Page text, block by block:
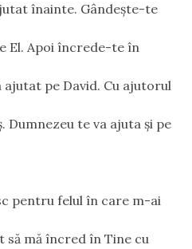
înainte. Gândeşte-te
El. Apoi încrede-te în
pe David. Cu ajutorul
Dumnezeu te va ajuta şi pe
pentru felul în care m-ai
să mă încred în Tine cu